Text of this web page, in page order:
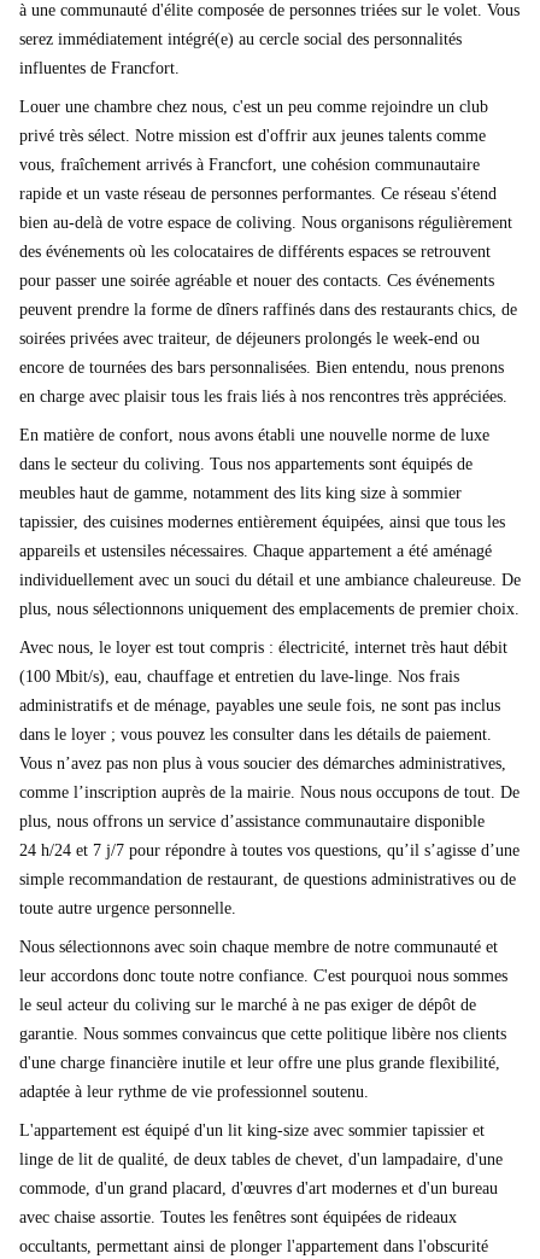
à une communauté d'élite composée de personnes triées sur le volet. Vous
serez immédiatement intégré(e) au cercle social des personnalités
influentes de Francfort.
Louer une chambre chez nous, c'est un peu comme rejoindre un club
privé très sélect. Notre mission est d'offrir aux jeunes talents comme
vous, fraîchement arrivés à Francfort, une cohésion communautaire
rapide et un vaste réseau de personnes performantes. Ce réseau s'étend
bien au-delà de votre espace de coliving. Nous organisons régulièrement
des événements où les colocataires de différents espaces se retrouvent
pour passer une soirée agréable et nouer des contacts. Ces événements
peuvent prendre la forme de dîners raffinés dans des restaurants chics, de
soirées privées avec traiteur, de déjeuners prolongés le week-end ou
encore de tournées des bars personnalisées. Bien entendu, nous prenons
en charge avec plaisir tous les frais liés à nos rencontres très appréciées.
En matière de confort, nous avons établi une nouvelle norme de luxe
dans le secteur du coliving. Tous nos appartements sont équipés de
meubles haut de gamme, notamment des lits king size à sommier
tapissier, des cuisines modernes entièrement équipées, ainsi que tous les
appareils et ustensiles nécessaires. Chaque appartement a été aménagé
individuellement avec un souci du détail et une ambiance chaleureuse. De
plus, nous sélectionnons uniquement des emplacements de premier choix.
Avec nous, le loyer est tout compris : électricité, internet très haut débit
(100 Mbit/s), eau, chauffage et entretien du lave-linge. Nos frais
administratifs et de ménage, payables une seule fois, ne sont pas inclus
dans le loyer ; vous pouvez les consulter dans les détails de paiement.
Vous n’avez pas non plus à vous soucier des démarches administratives,
comme l’inscription auprès de la mairie. Nous nous occupons de tout. De
plus, nous offrons un service d’assistance communautaire disponible
24 h/24 et 7 j/7 pour répondre à toutes vos questions, qu’il s’agisse d’une
simple recommandation de restaurant, de questions administratives ou de
toute autre urgence personnelle.
Nous sélectionnons avec soin chaque membre de notre communauté et
leur accordons donc toute notre confiance. C'est pourquoi nous sommes
le seul acteur du coliving sur le marché à ne pas exiger de dépôt de
garantie. Nous sommes convaincus que cette politique libère nos clients
d'une charge financière inutile et leur offre une plus grande flexibilité,
adaptée à leur rythme de vie professionnel soutenu.
L'appartement est équipé d'un lit king-size avec sommier tapissier et
linge de lit de qualité, de deux tables de chevet, d'un lampadaire, d'une
commode, d'un grand placard, d'œuvres d'art modernes et d'un bureau
avec chaise assortie. Toutes les fenêtres sont équipées de rideaux
occultants, permettant ainsi de plonger l'appartement dans l'obscurité